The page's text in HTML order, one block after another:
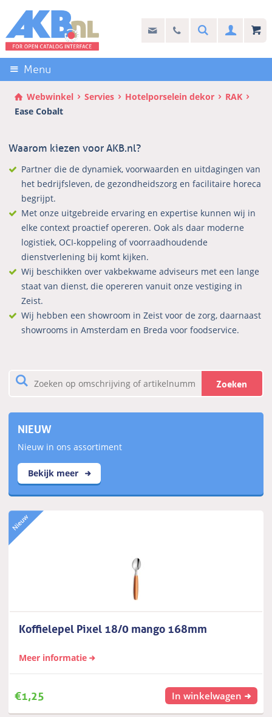
links
over
Direct
naar
de
inhoud
Direct
hoofdmenu
info@akb.nl
Stel uw vraag
030 69 50 814Search
Menu
Webwinkel Servies Hotelporselein dekor
RAK
Ease Cobalt
Waarom kiezen voor AKB.nl?
Partner die de dynamiek, voorwaarden en uitdagingen van
het bedrijfsleven, de gezondheidszorg en facilitaire horeca
begrijpt.
Met onze uitgebreide ervaring en expertise kunnen wij in
elke context proactief opereren. Ook als daar moderne
logistiek, OCI-koppeling of voorraadhoudende
dienstverlening bij komt kijken.
Wij beschikken over vakbekwame adviseurs met een lange
staat van dienst, die opereren vanuit onze vestiging in
Zeist.
Wij hebben een showroom in Zeist voor de zorg, daarnaast
showrooms in Amsterdam en Breda voor foodservice.
Zoeken
NIEUW
Nieuw in ons assortiment
Bekijk meer
Koffielepel Pixel 18/0 mango 168mm
Meer informatie
€1,25 In winkelwagen